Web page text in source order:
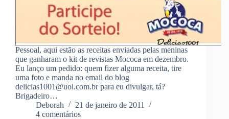
Pessoal, aqui estão as receitas enviadas pelas meninas
que ganharam o kit de revistas Mococa em dezembro.
Eu lanço um pedido: quem fizer alguma receita, tire
uma foto e manda no email do blog
delicias1001@uol.com.br para eu divulgar, tá?
Brigadeiro…
Deborah
21 de janeiro de 2011
4 comentários